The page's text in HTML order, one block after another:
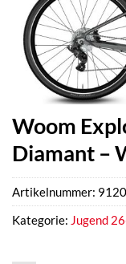
Woom
Diamant –
Artikelnummer:
Kategorie: Jugend